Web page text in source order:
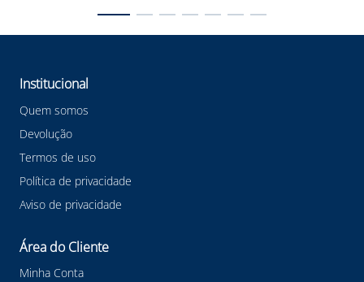
Institucional
Quem somos
Devolução
Termos de uso
Política de privacidade
Aviso de privacidade
Área do Cliente
Minha Conta